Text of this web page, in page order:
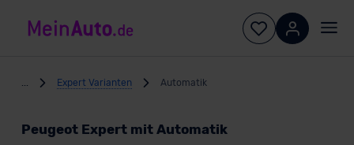
Expert Varianten Automatik
Peugeot Expert mit Automatik